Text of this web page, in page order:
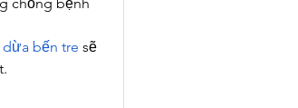
bến tre sẽ